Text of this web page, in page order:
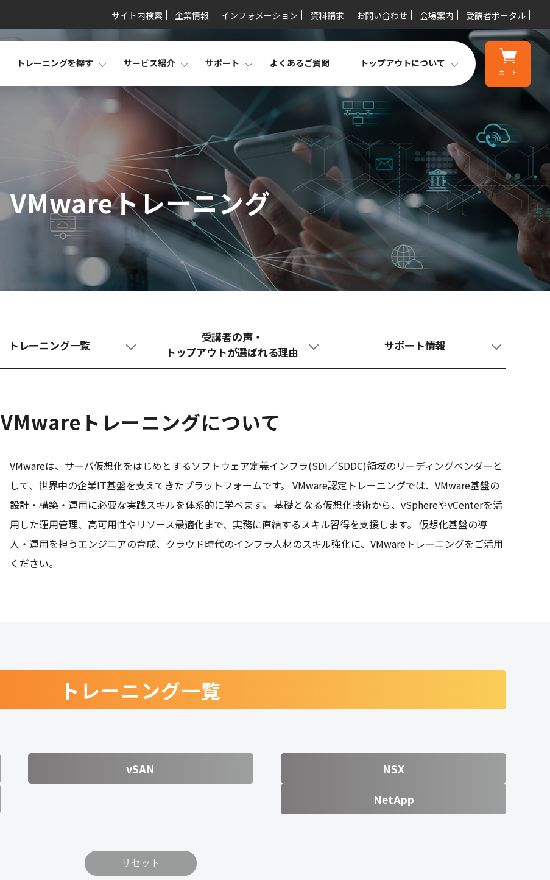
サイト内検索 企業情報 インフォメーション 資料請求 お問い合わせ 会場案内 受講者ポータル
トレーニングを探す サービス紹介 サポート よくあるご質問 トップアウトについて
カート
VMwareトレーニング
トレーニング一覧
受講者の声・
トップアウトが選ばれる理由
サポート情報
VMwareトレーニングについて
VMwareは、サーバ仮想化をはじめとするソフトウェア定義インフラ(SDI／SDDC)領域のリーディングベンダーと
して、世界中の企業IT基盤を支えてきたプラットフォームです。 VMware認定トレーニングでは、VMware基盤の
設計・構築・運用に必要な実践スキルを体系的に学べます。 基礎となる仮想化技術から、vSphereやvCenterを活
用した運用管理、高可用性やリソース最適化まで、実務に直結するスキル習得を支援します。 仮想化基盤の導
入・運用を担うエンジニアの育成、クラウド時代のインフラ人材のスキル強化に、VMwareトレーニングをご活用
ください。
トレーニング一覧
vSAN
NSX
NetApp
リセット